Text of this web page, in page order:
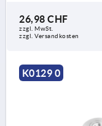
26,98 CHF
zzgl. MwSt.
zzgl. Versandkosten
K0129 0